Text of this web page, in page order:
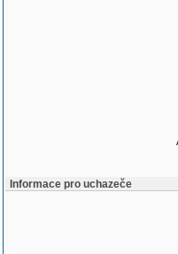
Informace pro uchazeče